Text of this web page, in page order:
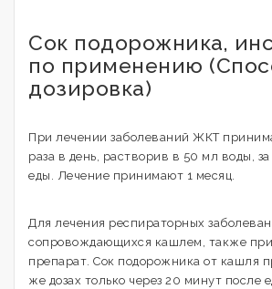
Сок подорожника,
по применению
дозировка)
При лечении заболеваний ЖКТ
раза в день, растворив в 50 мл воды,
еды. Лечение принимают 1 месяц.
Для лечения респираторных
сопровождающихся кашлем, также
препарат. Сок подорожника от кашля
же дозах только через 20 минут после